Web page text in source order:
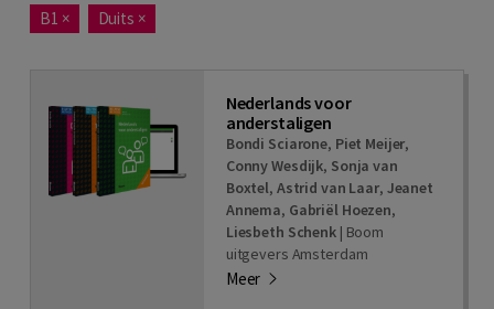
B1 × Duits ×
Nederlands voor
anderstaligen
Bondi Sciarone, Piet Meijer,
Conny Wesdijk, Sonja van
Boxtel, Astrid van Laar, Jeanet
Annema, Gabriël Hoezen,
Liesbeth Schenk| Boom
uitgevers Amsterdam
Meer